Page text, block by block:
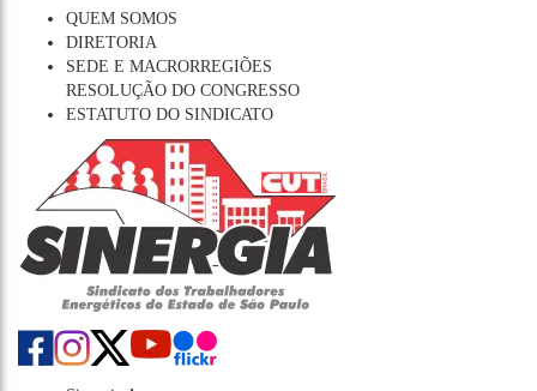
QUEM SOMOS
DIRETORIA
SEDE E MACRORREGIÕES
RESOLUÇÃO DO CONGRESSO
ESTATUTO DO SINDICATO